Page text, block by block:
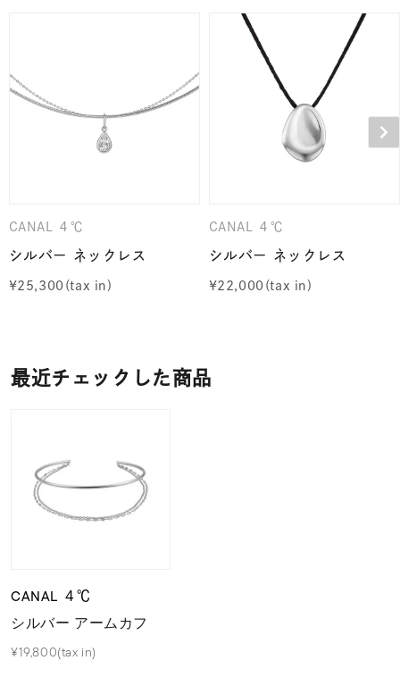
CANAL ４℃
シルバー ネックレス
¥25,300
CANAL ４℃
シルバー ネックレス
¥22,000
最近チェックした商品
CANAL ４℃
シルバー アームカフ
¥19,800(tax in)